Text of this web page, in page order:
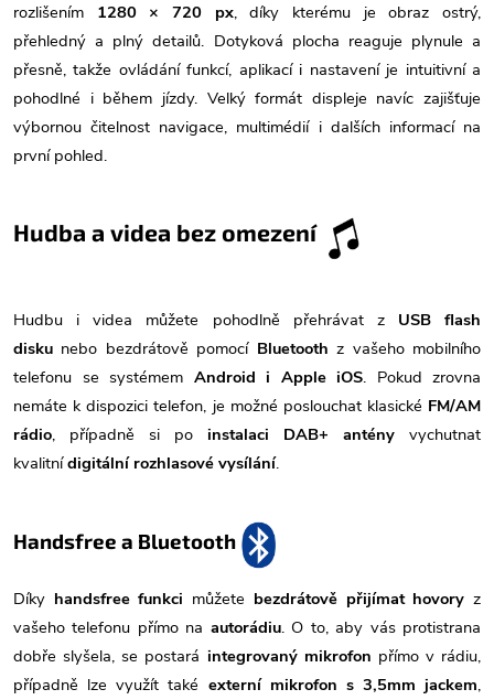
rozlišením 1280 × 720 px, díky kterému je obraz ostrý,
přehledný a plný detailů. Dotyková plocha reaguje plynule a
přesně, takže ovládání funkcí, aplikací i nastavení je intuitivní a
pohodlné i během jízdy. Velký formát displeje navíc zajišťuje
výbornou čitelnost navigace, multimédií i dalších informací na
první pohled.
Hudba a videa bez omezení
Hudbu i videa můžete pohodlně přehrávat z
USB flash
disku nebo bezdrátově pomocí Bluetooth z vašeho mobilního
telefonu se systémem Android i Apple iOS. Pokud zrovna
nemáte k dispozici telefon, je možné poslouchat klasické FM/AM
rádio, případně si po instalaci DAB+ antény
vychutnat
kvalitní digitální rozhlasové vysílání.
Handsfree a Bluetooth
Díky handsfree funkci můžete bezdrátově přijímat hovory z
vašeho telefonu přímo na autorádiu. O to, aby vás protistrana
dobře slyšela, se postará integrovaný mikrofon přímo v rádiu,
případně lze využít také externí mikrofon s 3,5mm jackem,